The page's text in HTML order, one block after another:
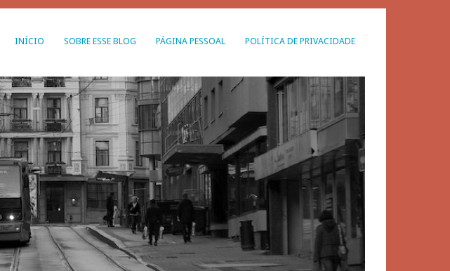
INÍCIO SOBRE ESSE BLOG PÁGINA PESSOAL POLÍTICA DE PRIVACIDADE